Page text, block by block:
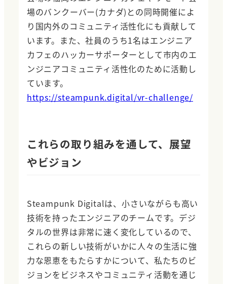
場のバンクーバー(カナダ)との同時開催によ
り国内外のコミュニティ活性化にも貢献して
います。また、社員のうち1名はエンジニア
カフェのハッカーサポーターとして市内のエ
ンジニアコミュニティ活性化のために活動し
ています。
https://steampunk.digital/vr-challenge/
これらの取り組みを通して、展望
やビジョン
Steampunk Digitalは、小さいながらも高い
技術を持ったエンジニアのチームです。デジ
タルの世界は非常に速く変化しているので、
これらの新しい技術がいかに人々の生活に強
力な恩恵をもたらすかについて、私たちのビ
ジョンをビジネスやコミュニティ活動を通じ